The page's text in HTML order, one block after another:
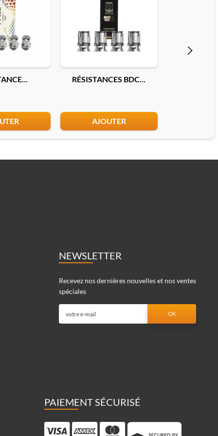
RÉSISTANCES BDC...
AJOUTER
NEWSLETTER
Recevez nos dernières nouvelles et nos ventes
spéciales
PAIEMENT SÉCURISÉ